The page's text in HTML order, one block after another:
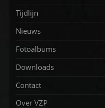
Tijdlijn
Nieuws
Fotoalbums
Downloads
Contact
Over VZP